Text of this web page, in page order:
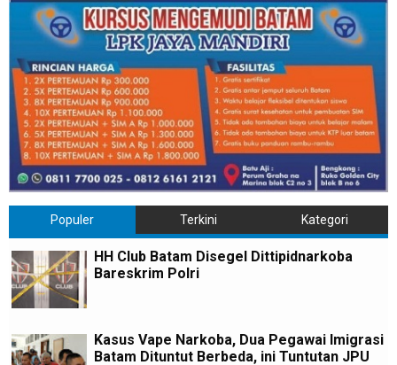
Populer Terkini Kategori
HH Club Batam Disegel Dittipidnarkoba
Bareskrim Polri
Kasus Vape Narkoba, Dua Pegawai Imigrasi
Batam Dituntut Berbeda, ini Tuntutan JPU